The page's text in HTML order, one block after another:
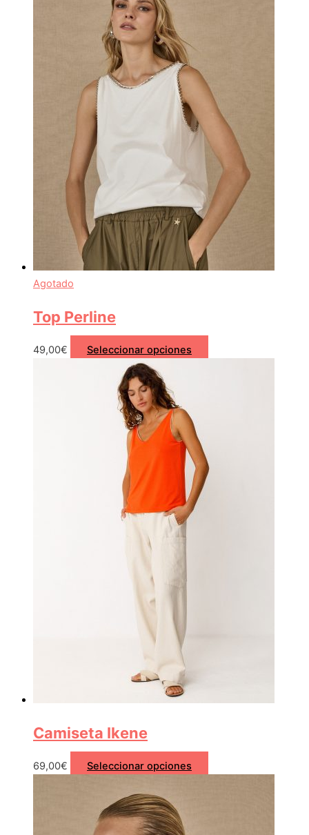
Agotado
Top Perline
49,00€ Seleccionar opciones
Camiseta Ikene
69,00€ Seleccionar opciones